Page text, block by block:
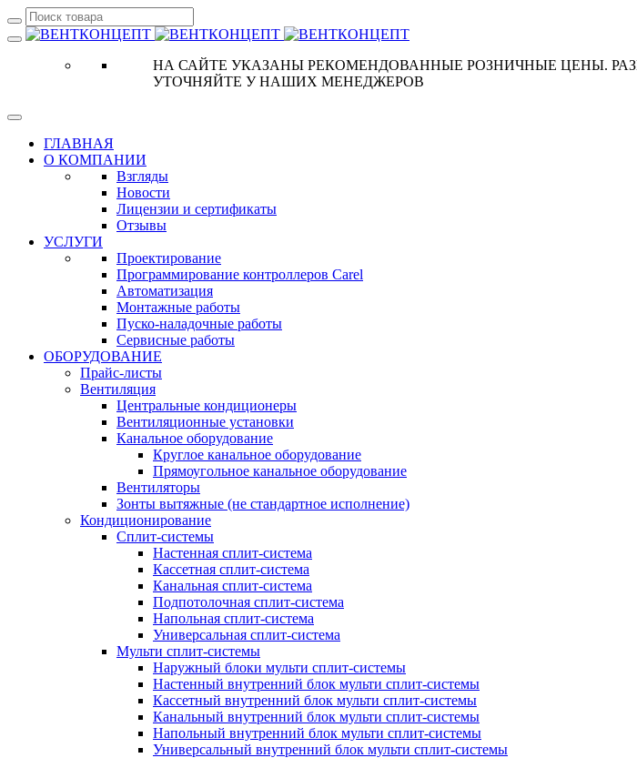
НА САЙТЕ УКАЗАНЫ РЕКОМЕНДОВАННЫЕ РОЗНИЧНЫЕ ЦЕНЫ.
УТОЧНЯЙТЕ У НАШИХ МЕНЕДЖЕРОВ
ГЛАВНАЯ
О КОМПАНИИ
Взгляды
Новости
Лицензии и сертификаты
Отзывы
УСЛУГИ
Проектирование
Программирование контроллеров Carel
Автоматизация
Монтажные работы
Пуско-наладочные работы
Сервисные работы
ОБОРУДОВАНИЕ
Прайс-листы
Вентиляция
Центральные кондиционеры
Вентиляционные установки
Канальное оборудование
Круглое канальное оборудование
Прямоугольное канальное оборудование
Вентиляторы
Зонты вытяжные (не стандартное исполнение)
Кондиционирование
Сплит-системы
Настенная сплит-система
Кассетная сплит-система
Канальная сплит-система
Подпотолочная сплит-система
Напольная сплит-система
Универсальная сплит-система
Мульти сплит-системы
Наружный блоки мульти сплит-системы
Настенный внутренний блок мульти сплит-системы
Кассетный внутренний блок мульти сплит-системы
Канальный внутренний блок мульти сплит-системы
Напольный внутренний блок мульти сплит-системы
Универсальный внутренний блок мульти сплит-системы